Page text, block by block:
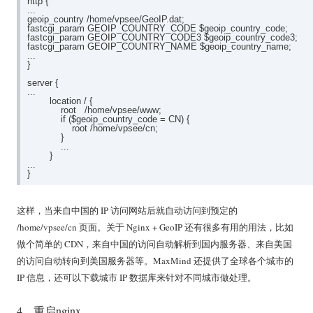
...
geoip_country /home/vpsee/GeoIP.dat;
fastcgi_param GEOIP_COUNTRY_CODE $geoip_country_code;
fastcgi_param GEOIP_COUNTRY_CODE3 $geoip_country_code3;
fastcgi_param GEOIP_COUNTRY_NAME $geoip_country_name;
...
}
server {
...
            root   /home/vpsee/www;
            if ($geoip_country_code = CN) {
                root /home/vpsee/cn;
            }
        }
...
这样，当来自中国的 IP 访问网站后就自动访问到预定的
/home/vpsee/cn 页面。关于 Nginx + GeoIP 还有很多有用的用法，比如
做个简单的 CDN，来自中国的访问自动解析到国内服务器、来自美国
的访问自动转向到美国服务器等。MaxMind 还提供了全球各个城市的
IP 信息，还可以下载城市 IP 数据库来针对不同城市做处理。